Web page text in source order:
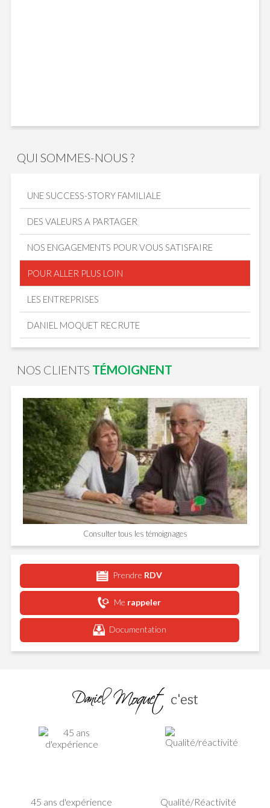
QUI SOMMES-NOUS ?
UNE SUCCESS-STORY FAMILIALE
DES VALEURS A PARTAGER
NOS ENGAGEMENTS POUR VOUS SATISFAIRE
POUR ALLER PLUS LOIN
LES ENTREPRISES
DANIEL MOQUET RECRUTE
NOS CLIENTS TÉMOIGNENT
Consulter tous les témoignages
Prendre RDV
Me rappeler
Documentation
c'est
45 ans d'expérience Qualité/Réactivité